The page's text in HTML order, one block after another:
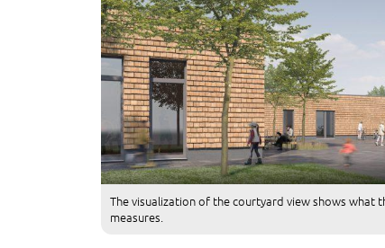
The visualization of the courtyard view shows what
measures.